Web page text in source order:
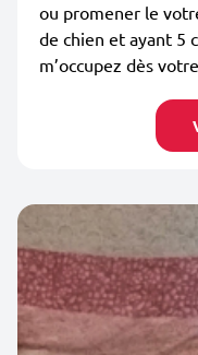
ou promener le
de chien et ayant 5
m’occupez dès